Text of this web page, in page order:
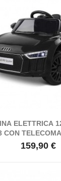
ELETTRICA
CON
NERA
Prezzo
159,90 €